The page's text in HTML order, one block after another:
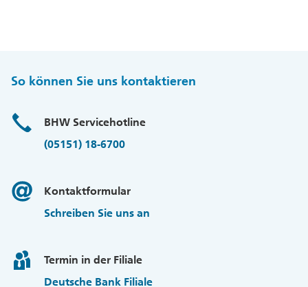
So können Sie uns kontaktieren
BHW Servicehotline
(05151) 18-6700
Kontaktformular
Schreiben Sie uns an
Termin in der Filiale
Deutsche Bank Filiale